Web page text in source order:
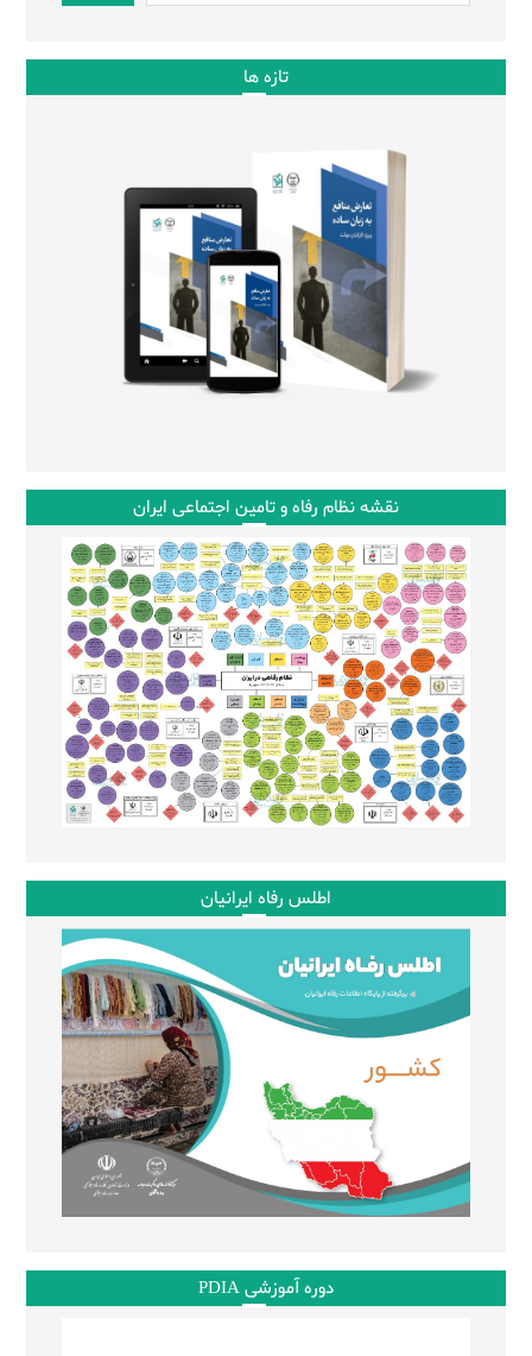
تازه ها
نقشه نظام رفاه و تامین اجتماعی ایران
اطلس رفاه ایرانیان
دوره آموزشی PDIA